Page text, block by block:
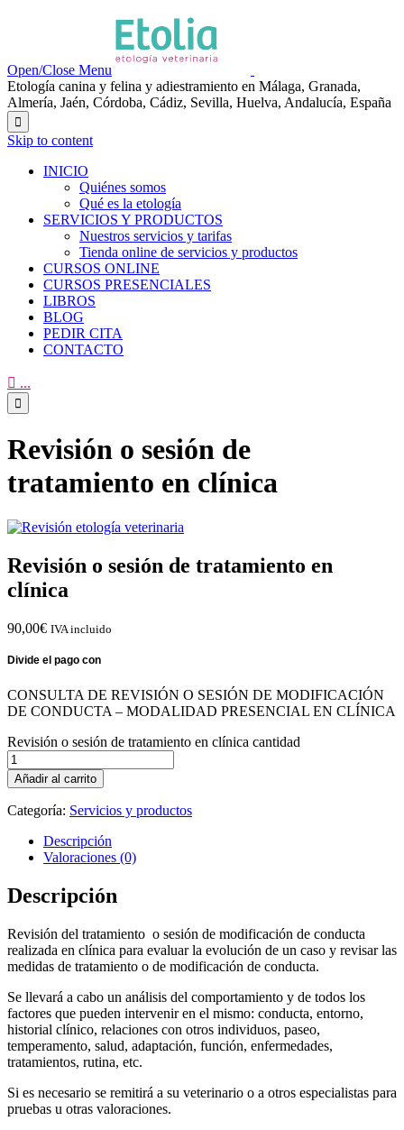
Open/Close Menu
Etología canina y felina y adiestramiento en Málaga, Granada,
Almería, Jaén, Córdoba, Cádiz, Sevilla, Huelva, Andalucía, España

Skip to content
INICIO
Quiénes somos
Qué es la etología
SERVICIOS Y PRODUCTOS
Nuestros servicios y tarifas
Tienda online de servicios y productos
CURSOS ONLINE
CURSOS PRESENCIALES
LIBROS
BLOG
PEDIR CITA
CONTACTO
 ...

Revisión o sesión de
tratamiento en clínica
Revisión o sesión de tratamiento en
clínica
90,00€ IVA incluido
CONSULTA DE REVISIÓN O SESIÓN DE MODIFICACIÓN
DE CONDUCTA – MODALIDAD PRESENCIAL EN CLÍNICA
Revisión o sesión de tratamiento en clínica cantidad
Añadir al carrito
Categoría: Servicios y productos
Descripción
Valoraciones (0)
Descripción
Revisión del tratamiento o sesión de modificación de conducta
realizada en clínica para evaluar la evolución de un caso y revisar las
medidas de tratamiento o de modificación de conducta.
Se llevará a cabo un análisis del comportamiento y de todos los
factores que pueden intervenir en el mismo: conducta, entorno,
historial clínico, relaciones con otros individuos, paseo,
temperamento, salud, adaptación, función, enfermedades,
tratamientos, rutina, etc.
Si es necesario se remitirá a su veterinario o a otros especialistas para
pruebas u otras valoraciones.